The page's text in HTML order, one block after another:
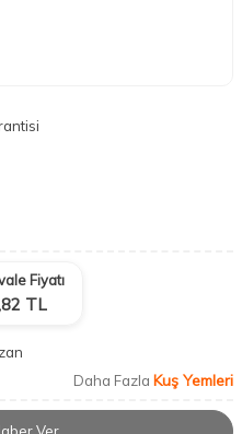
Fiyatı
TL
Daha Fazla Kuş Yemleri